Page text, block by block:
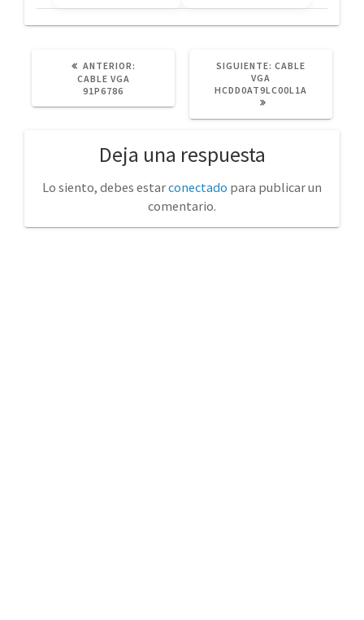
ANTERIOR:
CABLE VGA
91P6786
SIGUIENTE: SIGUIENTE
CABLE
VGA
HCDD0AT9LC00L1A
Deja una respuesta
Lo siento, debes estarconectado para publicar un
comentario.